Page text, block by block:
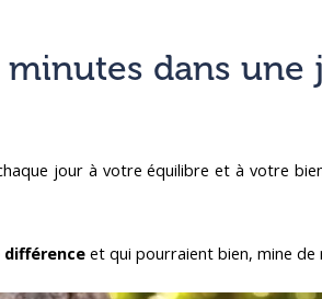
minutes dans
jour à votre équilibre et à votre
et qui pourraient bien, mine